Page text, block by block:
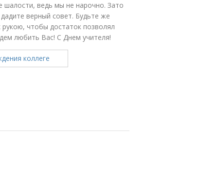
шалости, ведь мы не нарочно. Зато
верный совет. Будьте же
рукою, чтобы достаток позволял
любить Вас! С Днем учителя!